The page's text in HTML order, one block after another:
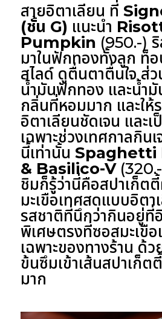
สายอิตาเลียน ที่
(ชั้น G) แนะนำ
Pumpkin (950.-)
มาในฟักทองทั้งลูก ท็
สไลด์ ดูตื่นตาตื่นใจ ส่
น้ำมันฟักทอง และน้ำ
กลิ่นที่หอมมาก และให้
อิตาเลียนชัดเจน และ
เฉพาะช่วงเทศกาลกิน
นี้เท่านั้น Spaghetti
& Basilico-V
ชิมก็รู้ว่านี่คือสปาเก็ต
มะเขือเทศสดแบบอิตา
รสชาติที่นึกว่ากินอยู่ที่
พิเศษตรงที่ซอสมะเขื
เฉพาะของทางร้าน ด้
ข้นซึมเข้าเส้นสปาเก็
มาก